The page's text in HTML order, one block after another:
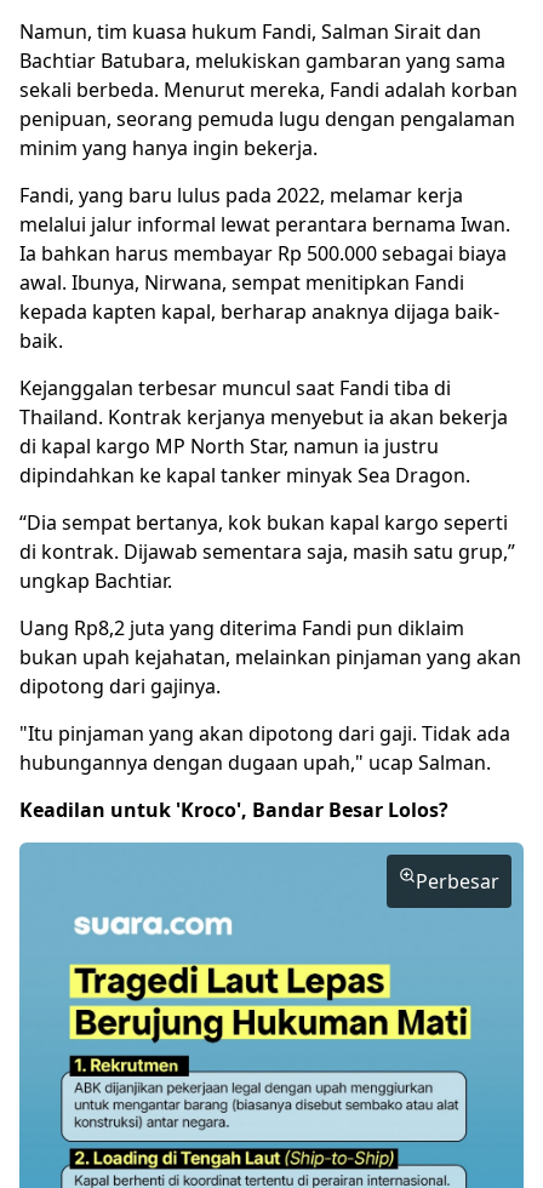
Namun, tim kuasa hukum Fandi, Salman Sirait dan
Bachtiar Batubara, melukiskan gambaran yang sama
sekali berbeda. Menurut mereka, Fandi adalah korban
penipuan, seorang pemuda lugu dengan pengalaman
minim yang hanya ingin bekerja.
Fandi, yang baru lulus pada 2022, melamar kerja
melalui jalur informal lewat perantara bernama Iwan.
Ia bahkan harus membayar Rp 500.000 sebagai biaya
awal. Ibunya, Nirwana, sempat menitipkan Fandi
kepada kapten kapal, berharap anaknya dijaga baik-
baik.
Kejanggalan terbesar muncul saat Fandi tiba di
Thailand. Kontrak kerjanya menyebut ia akan bekerja
di kapal kargo MP North Star, namun ia justru
dipindahkan ke kapal tanker minyak Sea Dragon.
“Dia sempat bertanya, kok bukan kapal kargo seperti
di kontrak. Dijawab sementara saja, masih satu grup,”
ungkap Bachtiar.
Uang Rp8,2 juta yang diterima Fandi pun diklaim
bukan upah kejahatan, melainkan pinjaman yang akan
dipotong dari gajinya.
"Itu pinjaman yang akan dipotong dari gaji. Tidak ada
hubungannya dengan dugaan upah," ucap Salman.
Keadilan untuk 'Kroco', Bandar Besar Lolos?
Perbesar